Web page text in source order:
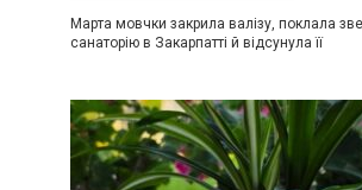
Марта мовчки закрила валізу, поклала
санаторію в Закарпатті й відсунула її